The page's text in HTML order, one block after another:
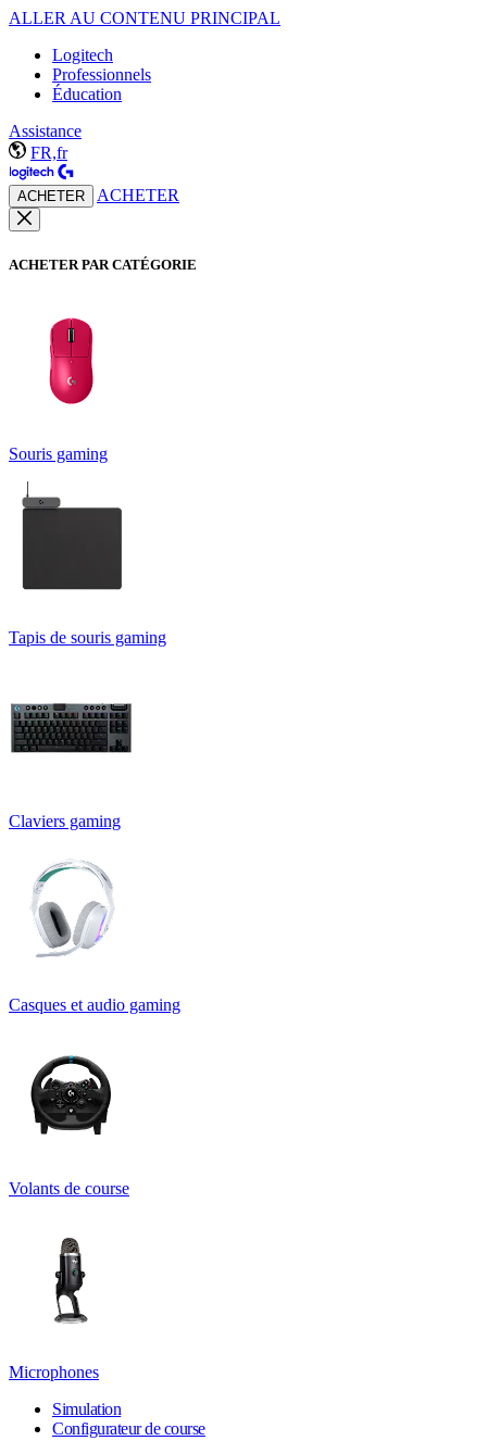
ALLER AU CONTENU PRINCIPAL
Logitech
Professionnels
Éducation
Assistance
FR,fr
ACHETER ACHETER
ACHETER PAR CATÉGORIE
Souris gaming
Tapis de souris gaming
Claviers gaming
Casques et audio gaming
Volants de course
Microphones
Simulation
Configurateur de course